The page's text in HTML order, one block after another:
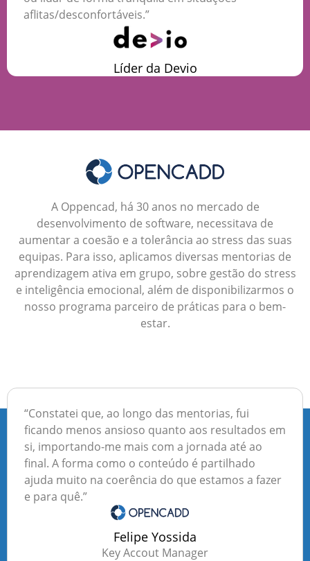
aflitas/desconfortáveis.”
Líder da Devio
​​A Oppencad, há 30 anos no mercado de
desenvolvimento de software, necessitava de
aumentar a coesão e a tolerância ao stress das suas
equipas. Para isso, aplicamos diversas mentorias de
aprendizagem ativa em grupo, sobre gestão do stress
e inteligência emocional, além de disponibilizarmos o
nosso programa parceiro de práticas para o bem-
estar.
“Constatei que, ao longo das mentorias, fui
ficando menos ansioso quanto aos resultados em
si, importando-me mais com a jornada até ao
final. A forma como o conteúdo é partilhado
ajuda muito na coerência do que estamos a fazer
e para quê.”
Felipe Yossida
Key Accout Manager